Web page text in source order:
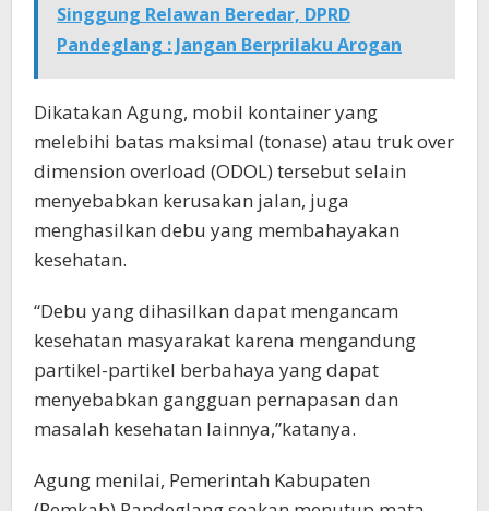
Singgung Relawan Beredar, DPRD
Pandeglang : Jangan Berprilaku Arogan
Dikatakan Agung, mobil kontainer yang
melebihi batas maksimal (tonase) atau truk over
dimension overload (ODOL) tersebut selain
menyebabkan kerusakan jalan, juga
menghasilkan debu yang membahayakan
kesehatan.
“Debu yang dihasilkan dapat mengancam
kesehatan masyarakat karena mengandung
partikel-partikel berbahaya yang dapat
menyebabkan gangguan pernapasan dan
masalah kesehatan lainnya,”katanya.
Agung menilai, Pemerintah Kabupaten